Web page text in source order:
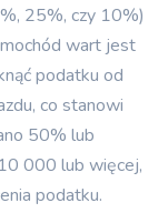
25%, czy 10%)
wart jest
podatku od
co stanowi
50% lub
000 lub więcej,
podatku.